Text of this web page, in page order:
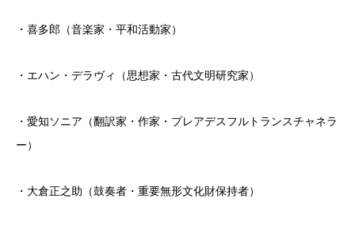
・喜多郎（音楽家・平和活動家）
・エハン・デラヴィ（思想家・古代文明研究家）
・愛知ソニア（翻訳家・作家・プレアデスフルトランスチャネラ
ー）
・大倉正之助（鼓奏者・重要無形文化財保持者）